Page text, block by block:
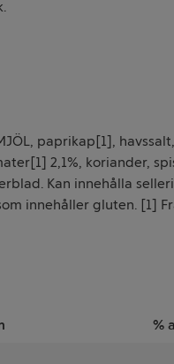
paprikap[1], havssalt,
2,1%, koriander,
Kan innehålla
innehåller gluten. [1]
%